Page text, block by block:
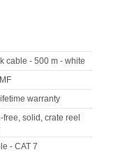
cable - 500 m - white
warranty
free, solid, crate reel
- CAT 7